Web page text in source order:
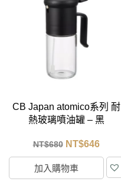
CB Japan atomico系列 耐
熱玻璃噴油罐 – 黑
NT$680 NT$646
加入購物車